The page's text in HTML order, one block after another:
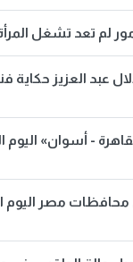
لم تعد تشغل
عبد العزيز حكاية